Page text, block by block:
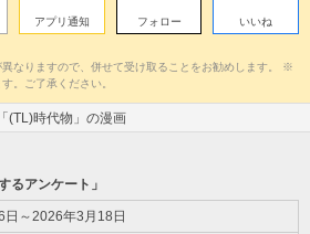
アプリ通知 フォロー いいね
なりますので、併せて受け取ることをお勧めします。 ※
。ご了承ください。
「(TL)時代物」の漫画
るアンケート」
日～2026年3月18日